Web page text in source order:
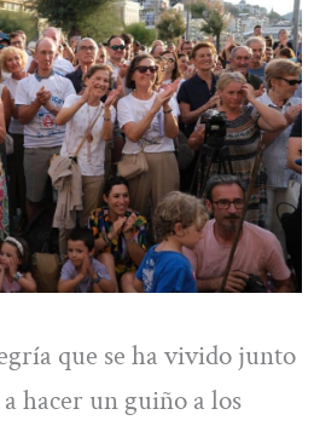
que se ha vivido junto
hacer un guiño a los